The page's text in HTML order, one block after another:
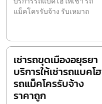
แม็คโครรับจ้าง รับเหมาถ
เช่ารถขุดเมืองอยุธยา
บริการให้เช่ารถแบคโฮ
รถแม็คโครรับจ้าง
ราคาถูก